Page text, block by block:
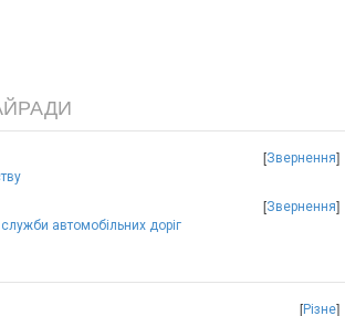
[Звернення]
[Звернення]
автомобільних доріг
[Різне]